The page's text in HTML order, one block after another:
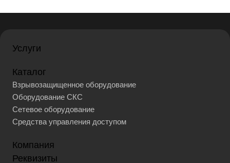
Услуги
Каталог
Взрывозащищенное оборудование
Оборудование СКС
Сетевое оборудование
Средства управления доступом
Компания
Реквизиты